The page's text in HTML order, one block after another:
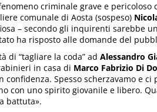
criminale grave e
comunale di Aosta (sospeso)
– secondo gli inquirenti sarebbe
ha risposto alle domande del
di “tagliare la coda” ad Alessandro
in casa di Marco Fabrizio Di
confidenza. Spesso scherzavamo e
con uno spirito giovanile e libero.
battuta».